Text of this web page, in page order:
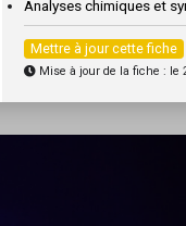
Analyses chimiques et
Mettre à jour cette fiche
Mise à jour de la fiche : le